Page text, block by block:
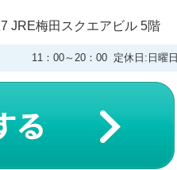
JRE梅田スクエアビル 5階
11：00～20：00 定休日:日曜日